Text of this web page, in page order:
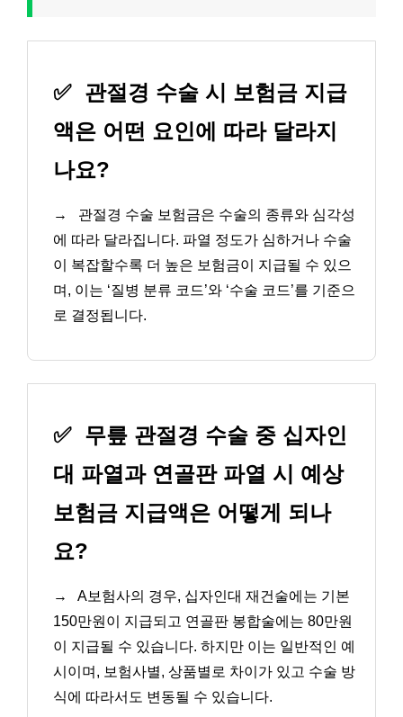
✅ 관절경 수술 시 보험금 지급
액은 어떤 요인에 따라 달라지
나요?
→
관절경 수술 보험금은 수술의 종류와 심각성
에 따라 달라집니다. 파열 정도가 심하거나 수술
이 복잡할수록 더 높은 보험금이 지급될 수 있으
며, 이는 ‘질병 분류 코드’와 ‘수술 코드’를 기준으
로 결정됩니다.
✅ 무릎 관절경 수술 중 십자인
대 파열과 연골판 파열 시 예상
보험금 지급액은 어떻게 되나
요?
→
A보험사의 경우, 십자인대 재건술에는 기본
150만원이 지급되고 연골판 봉합술에는 80만원
이 지급될 수 있습니다. 하지만 이는 일반적인 예
시이며, 보험사별, 상품별로 차이가 있고 수술 방
식에 따라서도 변동될 수 있습니다.